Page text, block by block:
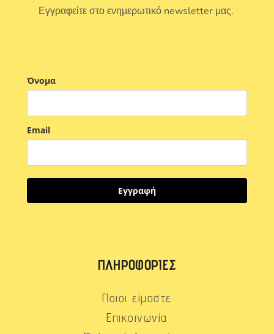
Εγγραφείτε στο ενημερωτικό newsletter μας.
Όνομα
Email
Εγγραφή
ΠΛΗΡΟΦΟΡΊΕΣ
Ποιοι είμαστε
Επικοινωνία